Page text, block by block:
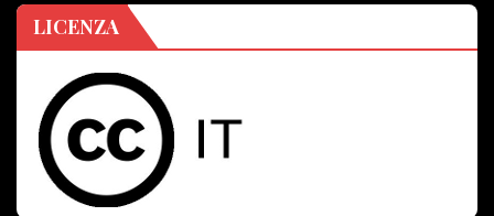
LICENZA